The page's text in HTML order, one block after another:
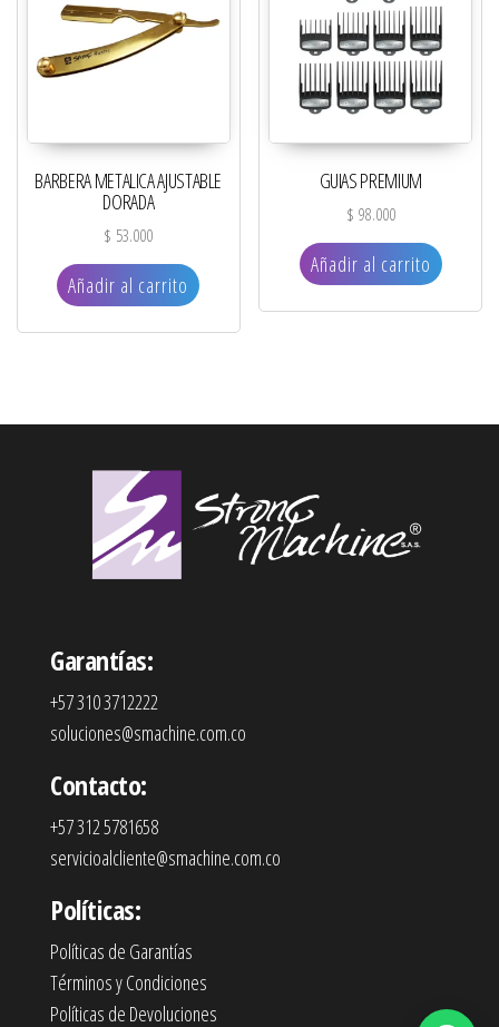
BARBERA METALICA AJUSTABLE
DORADA
$ 53.000
Añadir al carrito
GUIAS PREMIUM
$ 98.000
Añadir al carrito
Garantías:
+57 310 3712222
soluciones@smachine.com.co
Contacto:
+57 312 5781658
servicioalcliente@smachine.com.co
Políticas:
Políticas de Garantías
Términos y Condiciones
Políticas de Devoluciones